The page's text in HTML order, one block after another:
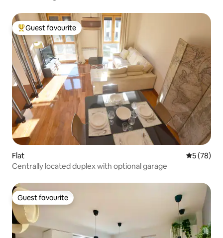
Top guest favourite
Guest favourite
Flat 5 out of 5
5 (78)
Centrally located duplex with optional garage
Guest favourite
Guest favourite